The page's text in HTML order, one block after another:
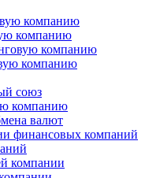
компанию
компанию
компанию
компанию
союз
компанию
валют
финансовых компаний
компании